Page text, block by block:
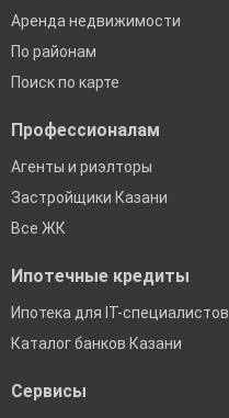
Аренда недвижимости
По районам
Поиск по карте
Профессионалам
Агенты и риэлторы
Застройщики Казани
Все ЖК
Ипотечные кредиты
Ипотека для IT-специалистов
Каталог банков Казани
Сервисы